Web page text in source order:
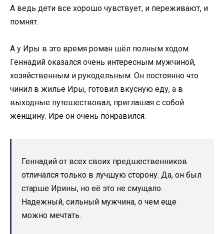
А ведь дети все хорошо чувствует, и переживают, и
помнят.
А у Иры в это время роман шёл полным ходом.
Геннадий оказался очень интересным мужчиной,
хозяйственным и рукодельным. Он постоянно что
чинил в жилье Иры, готовил вкусную еду, а в
выходные путешествовал, приглашая с собой
женщину. Ире он очень понравился.
Геннадий от всех своих предшественников
отличался только в лучшую сторону. Да, он был
старше Ирины, но её это не смущало.
Надежный, сильный мужчина, о чем еще
можно мечтать.